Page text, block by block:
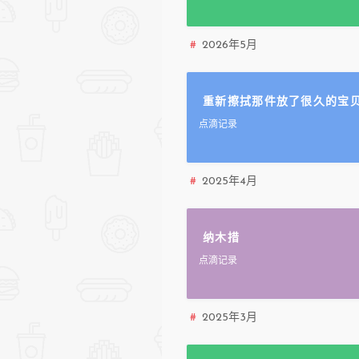
2026年5月
重新擦拭那件放了很久的宝
点滴记录
2025年4月
纳木措
点滴记录
2025年3月